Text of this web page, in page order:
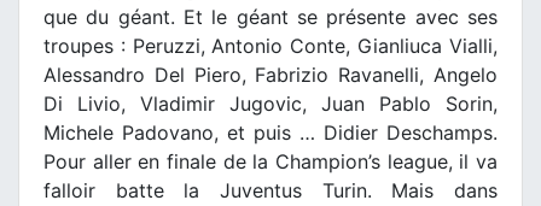
que du géant. Et le géant se présente avec ses
troupes : Peruzzi, Antonio Conte, Gianliuca Vialli,
Alessandro Del Piero, Fabrizio Ravanelli, Angelo
Di Livio, Vladimir Jugovic, Juan Pablo Sorin,
Michele Padovano, et puis … Didier Deschamps.
Pour aller en finale de la Champion’s league, il va
falloir batte la Juventus Turin. Mais dans